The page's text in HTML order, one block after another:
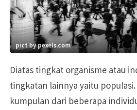
pict by pexels.com
Diatas tingkat organisme atau
tingkatan lainnya yaitu
kumpulan dari beberapa